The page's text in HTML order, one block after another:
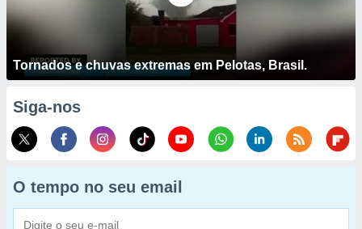
Tornados e chuvas extremas em Pelotas, Brasil.
Siga-nos
O tempo no seu email